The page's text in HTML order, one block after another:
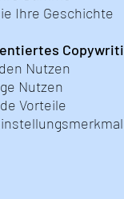
Ihre Geschichte
Nutzen
Nutzen
Vorteile